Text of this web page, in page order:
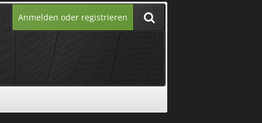
Anmelden oder registrieren